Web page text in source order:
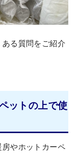
る質問をご紹介
ットの上で使
やホットカーペ